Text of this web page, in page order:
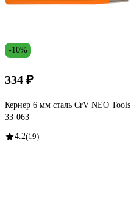
-10%
334 ₽
Кернер 6 мм сталь CrV NEO Tools
33-063
4.2(19)